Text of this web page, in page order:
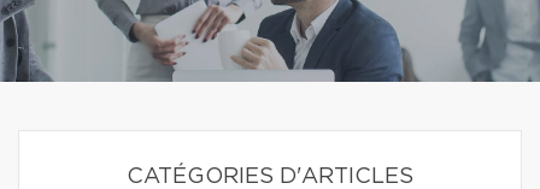
CATÉGORIES D'ARTICLES